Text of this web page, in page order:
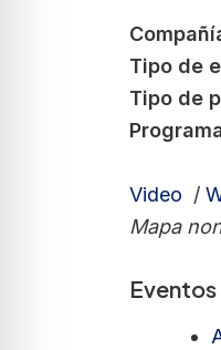
Tipo de
Tipo de
Video /
Mapa